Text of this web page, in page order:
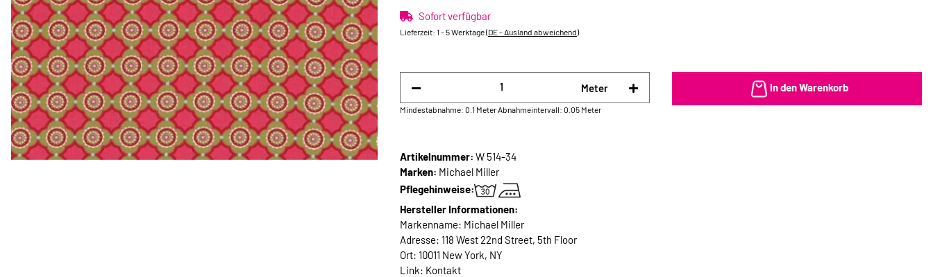
Sofort verfügbar
Lieferzeit: 1 - 5 Werktage(DE - Ausland abweichend)
Meter
Mindestabnahme: 0.1 MeterAbnahmeintervall: 0.05 Meter
In den Warenkorb
Artikelnummer: W 514-34
Marken: Michael Miller
Pflegehinweise:
Hersteller Informationen:
Markenname: Michael Miller
Adresse: 118 West 22nd Street, 5th Floor
Ort: 10011 New York, NY
Link: Kontakt